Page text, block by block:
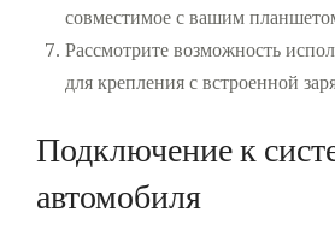
совместимое с вашим
Рассмотрите возможность
для крепления с встроенной
Подключение к
автомобиля